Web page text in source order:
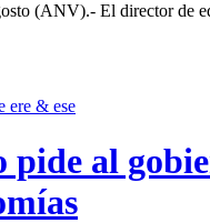
(ANV).- El director de
ere & ese
pide al